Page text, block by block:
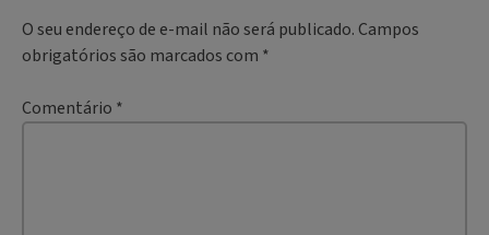
O seu endereço de e-mail não será publicado.Campos
obrigatórios são marcados com *
Comentário *